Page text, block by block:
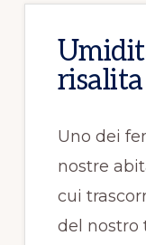
Uno dei
nostre
cui
del nostro